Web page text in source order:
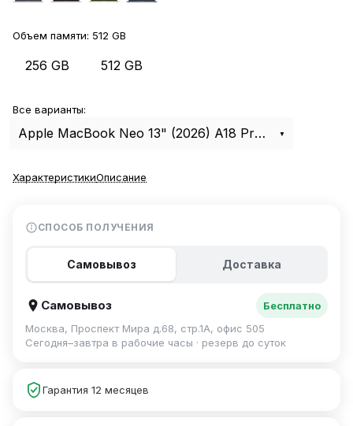
Объем памяти: 512 GB
256 GB 512 GB
Все варианты:
Apple MacBook Neo 13" (2026) A18 Pro, 8Gb, 512Gb Citrus MHFE4
ХарактеристикиОписание
СПОСОБ ПОЛУЧЕНИЯ
Самовывоз Доставка
Самовывоз
Бесплатно
Москва, Проспект Мира д.68, стр.1А, офис 505
Сегодня–завтра в рабочие часы · резерв до суток
Гарантия 12 месяцев